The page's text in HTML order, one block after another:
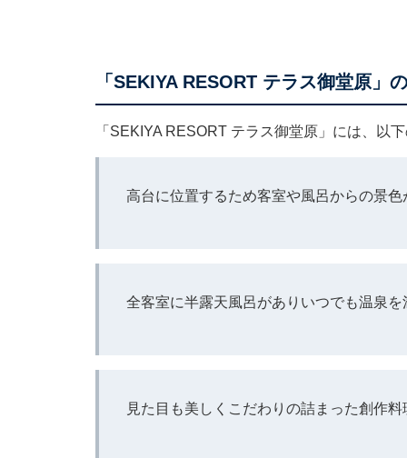
「SEKIYA RESORT テラス御堂原」
「SEKIYA RESORT テラス御堂原」には、以
高台に位置するため客室や風呂からの景色
全客室に半露天風呂がありいつでも温泉
見た目も美しくこだわりの詰まった創作